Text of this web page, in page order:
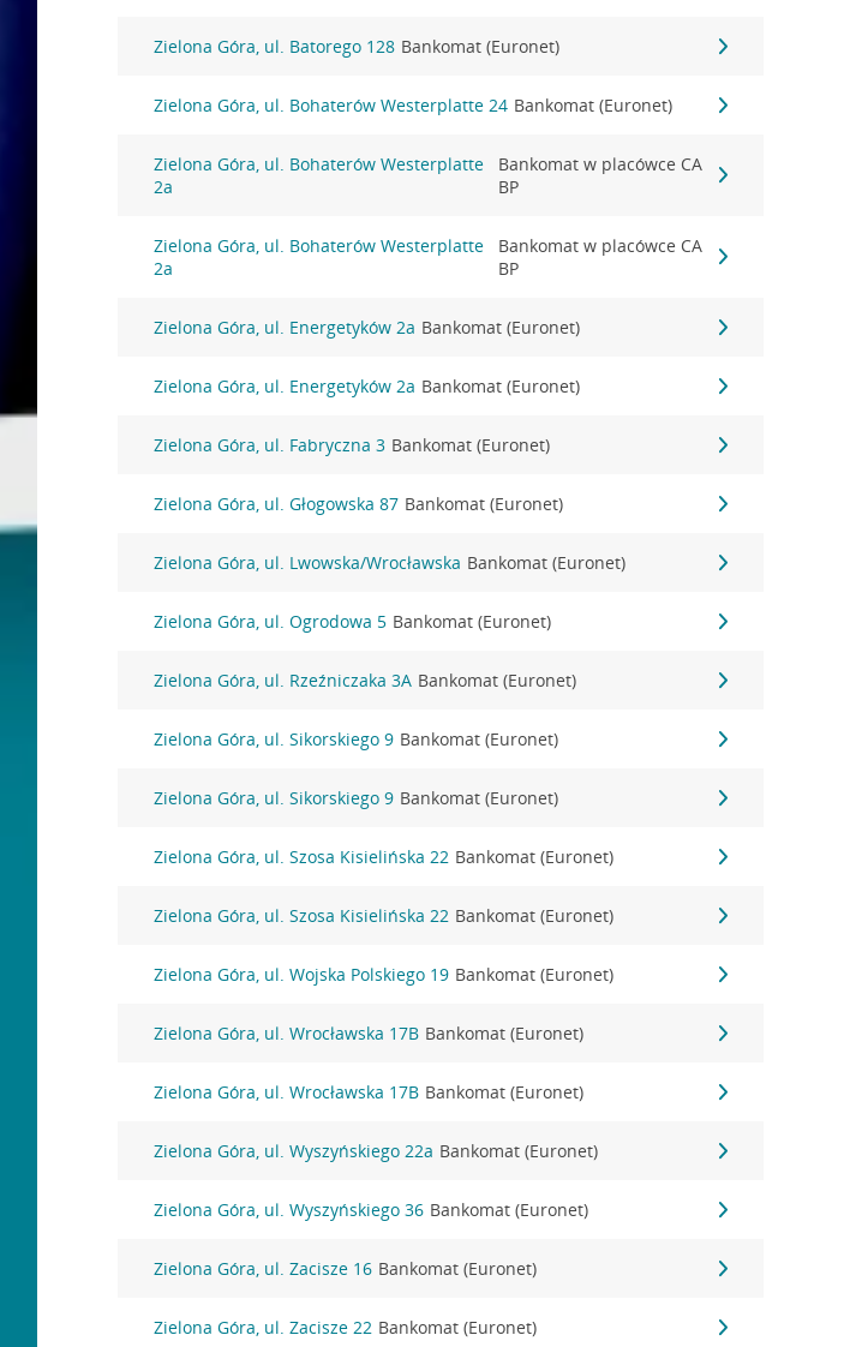
Zielona Góra, ul. Batorego 128 Bankomat (Euronet)
Zielona Góra, ul. Bohaterów Westerplatte 24 Bankomat (Euronet)
Zielona Góra, ul. Bohaterów Westerplatte
2a
Bankomat w placówce CA
BP
Zielona Góra, ul. Bohaterów Westerplatte
2a
Bankomat w placówce CA
BP
Zielona Góra, ul. Energetyków 2a Bankomat (Euronet)
Zielona Góra, ul. Energetyków 2a Bankomat (Euronet)
Zielona Góra, ul. Fabryczna 3 Bankomat (Euronet)
Zielona Góra, ul. Głogowska 87 Bankomat (Euronet)
Zielona Góra, ul. Lwowska/Wrocławska Bankomat (Euronet)
Zielona Góra, ul. Ogrodowa 5 Bankomat (Euronet)
Zielona Góra, ul. Rzeźniczaka 3A Bankomat (Euronet)
Zielona Góra, ul. Sikorskiego 9 Bankomat (Euronet)
Zielona Góra, ul. Sikorskiego 9 Bankomat (Euronet)
Zielona Góra, ul. Szosa Kisielińska 22 Bankomat (Euronet)
Zielona Góra, ul. Szosa Kisielińska 22 Bankomat (Euronet)
Zielona Góra, ul. Wojska Polskiego 19 Bankomat (Euronet)
Zielona Góra, ul. Wrocławska 17B Bankomat (Euronet)
Zielona Góra, ul. Wrocławska 17B Bankomat (Euronet)
Zielona Góra, ul. Wyszyńskiego 22a Bankomat (Euronet)
Zielona Góra, ul. Wyszyńskiego 36 Bankomat (Euronet)
Zielona Góra, ul. Zacisze 16 Bankomat (Euronet)
Zielona Góra, ul. Zacisze 22 Bankomat (Euronet)